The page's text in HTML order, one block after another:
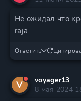
Не ожидал что
raja
Ответить
V
voyager13
8 мая 2024